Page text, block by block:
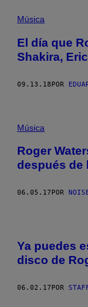
Música
El día que
Shakira,
09.13.18POR
Música
Roger
después de
06.05.17 POR
Ya puedes
disco de
06.02.17POR